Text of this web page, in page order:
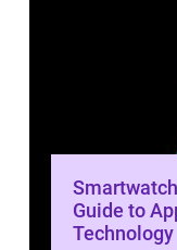
Guide to
Technology